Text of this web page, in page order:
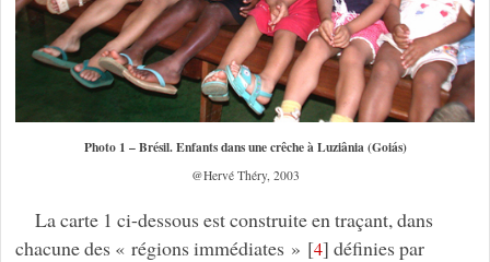
Photo 1 – Brésil. Enfants dans une crêche à Luziânia (Goiás)
@Hervé Théry, 2003
La carte 1 ci-dessous est construite en traçant, dans
chacune des « régions immédiates » [4] définies par